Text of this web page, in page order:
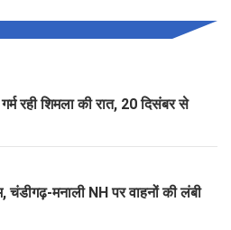
रही शिमला की रात, 20 दिसंबर से
मनाली NH पर वाहनों की लंबी